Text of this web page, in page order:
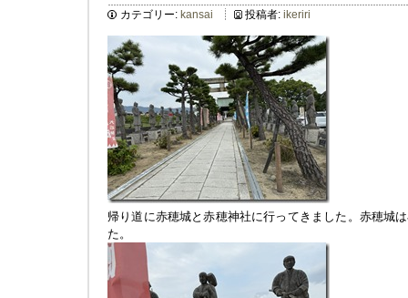
カテゴリー: kansai 投稿者: ikeriri
帰り道に赤穂城と赤穂神社に行ってきました。赤穂城
た。